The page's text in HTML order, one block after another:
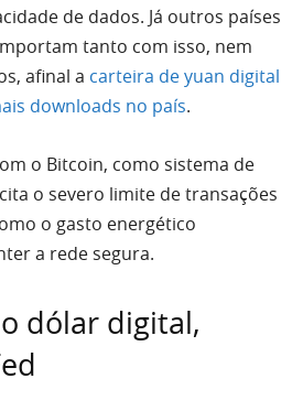
de dados. Já outros países
tanto com isso, nem
afinal a carteira de yuan digital
downloads no país.
o Bitcoin, como sistema de
o severo limite de transações
o gasto energético
a rede segura.
dólar digital,